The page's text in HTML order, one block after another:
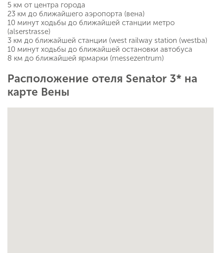
5 км от центра города
23 км до ближайшего аэропорта (вена)
10 минут ходьбы до ближайшей станции метро
(alserstrasse)
3 км до ближайшей станции (west railway station (westba)
10 минут ходьбы до ближайшей остановки автобуса
8 км до ближайшей ярмарки (messezentrum)
Расположение отеля Senator 3* на
карте Вены